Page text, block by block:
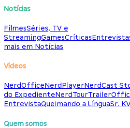
Notícias
FilmesSéries, TV e
StreamingGamesCríticas
mais em Notícias
Vídeos
NerdOfficeNerdPlayerNerdCast
do ExpedienteNerdTour
EntrevistaQueimando a LínguaSr. K
Quem somos